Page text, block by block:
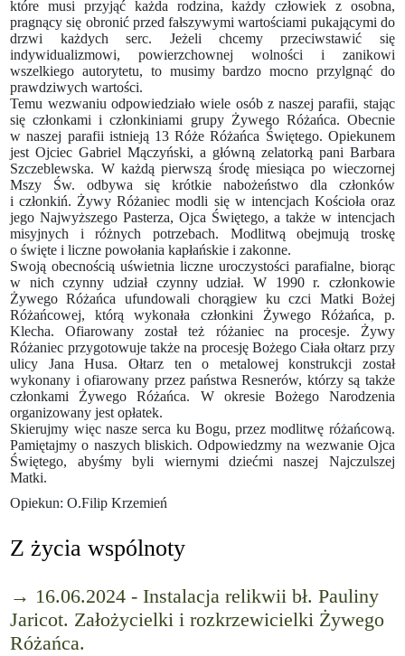
które musi przyjąć każda rodzina, każdy człowiek z osobna,
pragnący się obronić przed fałszywymi wartościami pukającymi do
drzwi każdych serc. Jeżeli chcemy przeciwstawić się
indywidualizmowi, powierzchownej wolności i zanikowi
wszelkiego autorytetu, to musimy bardzo mocno przylgnąć do
prawdziwych wartości.
Temu wezwaniu odpowiedziało wiele osób z naszej parafii, stając
się członkami i członkiniami grupy Żywego Różańca. Obecnie
w naszej parafii istnieją 13 Róże Różańca Świętego. Opiekunem
jest Ojciec Gabriel Mączyński, a główną zelatorką pani Barbara
Szczeblewska. W każdą pierwszą środę miesiąca po wieczornej
Mszy Św. odbywa się krótkie nabożeństwo dla członków
i członkiń. Żywy Różaniec modli się w intencjach Kościoła oraz
jego Najwyższego Pasterza, Ojca Świętego, a także w intencjach
misyjnych i różnych potrzebach. Modlitwą obejmują troskę
o święte i liczne powołania kapłańskie i zakonne.
Swoją obecnością uświetnia liczne uroczystości parafialne, biorąc
w nich czynny udział czynny udział. W 1990 r. członkowie
Żywego Różańca ufundowali chorągiew ku czci Matki Bożej
Różańcowej, którą wykonała członkini Żywego Różańca, p.
Klecha. Ofiarowany został też różaniec na procesje. Żywy
Różaniec przygotowuje także na procesję Bożego Ciała ołtarz przy
ulicy Jana Husa. Ołtarz ten o metalowej konstrukcji został
wykonany i ofiarowany przez państwa Resnerów, którzy są także
członkami Żywego Różańca. W okresie Bożego Narodzenia
organizowany jest opłatek.
Skierujmy więc nasze serca ku Bogu, przez modlitwę różańcową.
Pamiętajmy o naszych bliskich. Odpowiedzmy na wezwanie Ojca
Świętego, abyśmy byli wiernymi dziećmi naszej Najczulszej
Matki.
Opiekun: O.Filip Krzemień
Z życia wspólnoty
→ 16.06.2024 - Instalacja relikwii bł. Pauliny
Jaricot. Założycielki i rozkrzewicielki Żywego
Różańca.